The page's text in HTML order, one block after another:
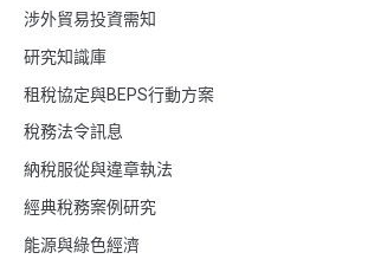
涉外貿易投資需知
研究知識庫
租稅協定與BEPS行動方案
稅務法令訊息
納稅服從與違章執法
經典稅務案例研究
能源與綠色經濟